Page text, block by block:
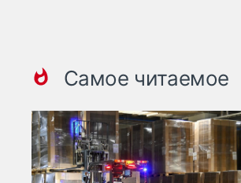
Самое читаемое